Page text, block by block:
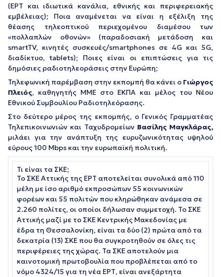
(ΕΡΤ και ιδιωτικά κανάλια, εθνικής και περιφερειακής
εμβέλειας); Ποια αναμένεται να είναι η εξέλιξη της
θέασης τηλεοπτικού περιεχομένου διαμέσου των
«πολλαπλών οθονών» (παραδοσιακή μετάδοση και
smartTV, κινητές συσκευές/smartphones σε 4G και 5G,
διαδίκτυο, tablets); Ποιες είναι οι επιπτώσεις για τις
δημόσιες ραδιοτηλεοράσεις στην Ευρώπη;
Τηλεφωνική παρέμβαση στην εκπομπή θα κάνει ο Γιώργος
Πλειός, καθηγητής ΜΜΕ στο ΕΚΠΑ και μέλος του Νέου
Εθνικού Συμβουλίου Ραδιοτηλεόρασης.
Στο δεύτερο μέρος της εκπομπής, ο Γενικός Γραμματέας
Τηλεπικοινωνιών και Ταχυδρομείων Βασίλης Μαγκλάρας,
μιλάει για την ανάπτυξη της ευρυζωνικότητας υψηλού
εύρους 100 Mbps και την ευρωπαϊκή πολιτική.
Τι είναι τα ΣΚΕ;
Το ΣΚΕ Αττικής της ΕΡΤ αποτελείται συνολικά από 110
μέλη με ίσο αριθμό εκπροσώπων 55 κοινωνικών
φορέων και 55 πολιτών που κληρώθηκαν ανάμεσα σε
2.260 πολίτες, οι οποίοι δήλωσαν συμμετοχή. Το ΣΚΕ
Αττικής μαζί με το ΣΚΕ Κεντρικής Μακεδονίας με
έδρα τη Θεσσαλονίκη, είναι τα δύο (2) πρώτα από τα
δεκατρία (13) ΣΚΕ που θα συγκροτηθούν σε όλες τις
περιφέρειες της χώρας. Τα ΣΚΕ αποτελούν μια
καινοτομική πρωτοβουλία που προβλέπεται από το
νόμο 4324/15 για τη νέα ΕΡΤ, είναι ανεξάρτητα